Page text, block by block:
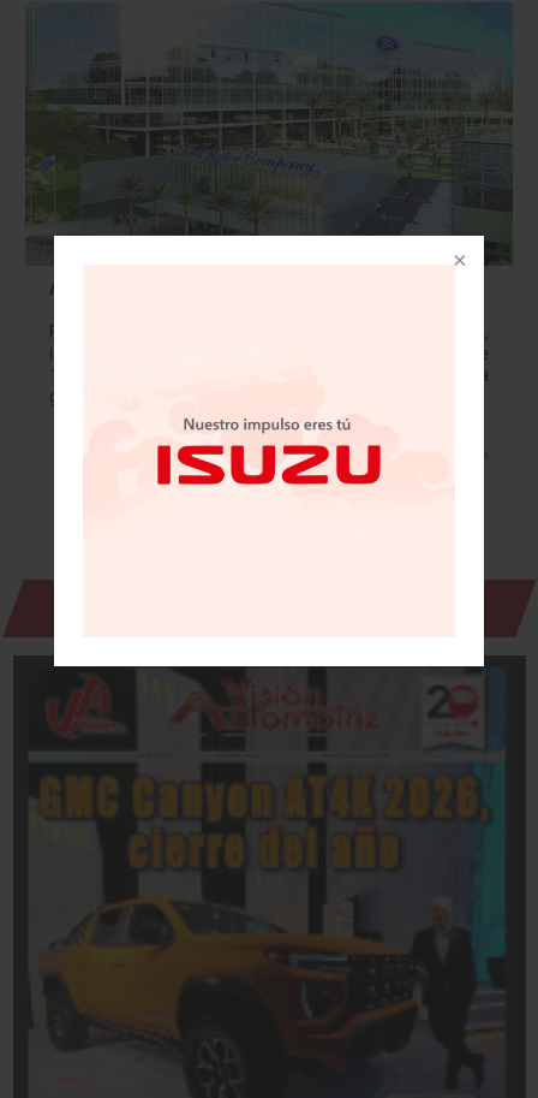
Abre Ford centro tecnológico en Lomas Verdes
Ford, que en México dirige Luz Elena del Castillo,
inaugurará en la zona de Lomas Verdes en un terreno de
14 hectáreas un centro de excelencia de tecnología
global, que…
Leer más »